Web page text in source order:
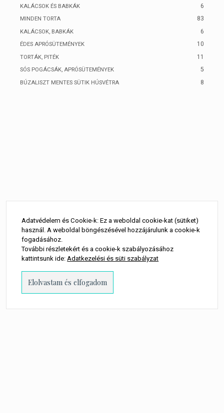
KALÁCSOK ÉS BABKÁK 6
MINDEN TORTA 83
KALÁCSOK, BABKÁK 6
ÉDES APRÓSÜTEMÉNYEK 10
TORTÁK, PITÉK 11
SÓS POGÁCSÁK, APRÓSÜTEMÉNYEK 5
BÚZALISZT MENTES SÜTIK HÚSVÉTRA 8
Adatvédelem és Cookie-k: Ez a weboldal cookie-kat (sütiket)
használ. A weboldal böngészésével hozzájárulunk a cookie-k
fogadásához.
További részletekért és a cookie-k szabályozásához
kattintsunk ide:Adatkezelési és süti szabályzat